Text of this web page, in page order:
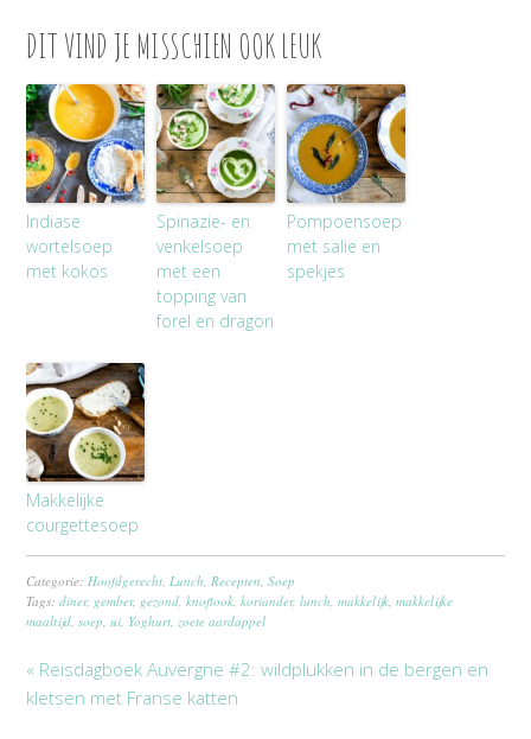
DIT VIND JE MISSCHIEN OOK LEUK
Indiase
wortelsoep
met kokos
Spinazie- en
venkelsoep
met een
topping van
forel en dragon
Pompoensoep
met salie en
spekjes
Makkelijke
courgettesoep
Categorie:Hoofdgerecht,Lunch,Recepten,Soep
Tags:diner, gember, gezond,knoflook,koriander,lunch,makkelijk,makkelijke
maaltijd,soep,ui, Yoghurt,zoete aardappel
« Reisdagboek Auvergne #2: wildplukken in de bergen en
kletsen met Franse katten